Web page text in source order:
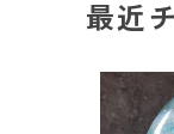
最近